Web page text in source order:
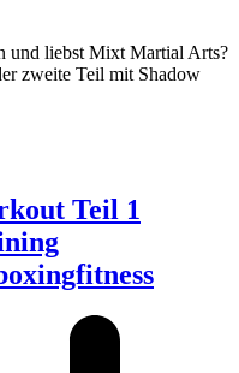
und liebst Mixt Martial Arts?
zweite Teil mit Shadow
Teil 1